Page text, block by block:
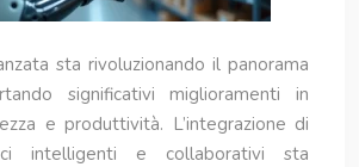
sta rivoluzionando il panorama
significativi miglioramenti in
e produttività. L’integrazione di
intelligenti e collaborativi sta